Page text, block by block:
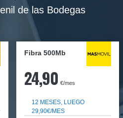
de las Bodegas
Fibra 500Mb
24,90 €/mes
12 MESES, LUEGO
29,90€/MES